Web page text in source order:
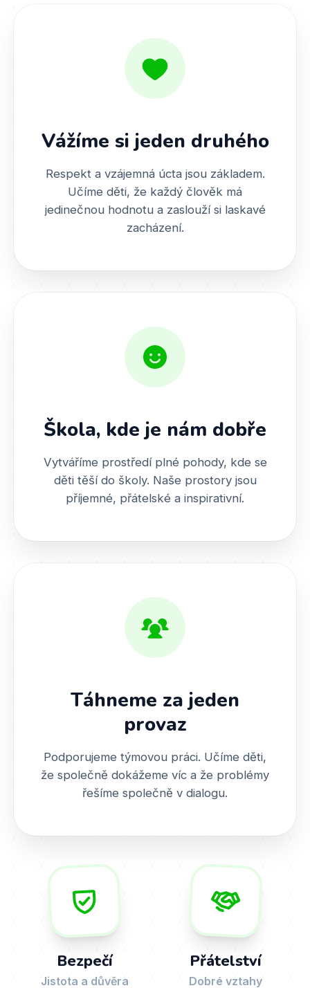
Vážíme si jeden druhého
Respekt a vzájemná úcta jsou základem.
Učíme děti, že každý člověk má
jedinečnou hodnotu a zaslouží si laskavé
zacházení.
Škola, kde je nám dobře
Vytváříme prostředí plné pohody, kde se
děti těší do školy. Naše prostory jsou
příjemné, přátelské a inspirativní.
Táhneme za jeden
provaz
Podporujeme týmovou práci. Učíme děti,
že společně dokážeme víc a že problémy
řešíme společně v dialogu.
Bezpečí
Jistota a důvěra
Přátelství
Dobré vztahy